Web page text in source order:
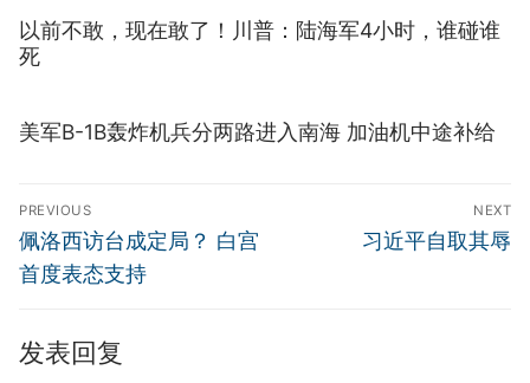
以前不敢，现在敢了！川普：陆海军4小时，谁碰谁
死
美军B-1B轰炸机兵分两路进入南海 加油机中途补给
文
章
导
PREVIOUS
Previous
post:
佩洛西访台成定局？ 白宫
首度表态支持
NEXT
Next
习近平自取其辱
发表回复